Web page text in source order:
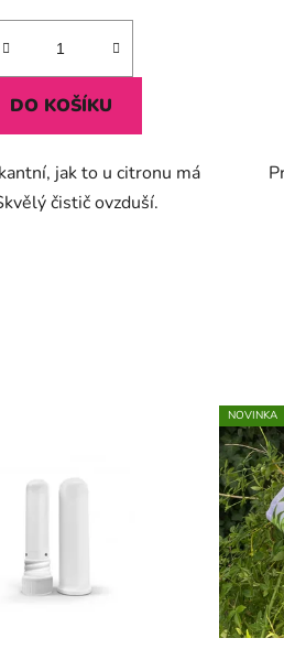
5,0
z
hvězdiček.
DO KOŠÍKU
jak to u citronu má
čistič ovzduší.
NOVINKA